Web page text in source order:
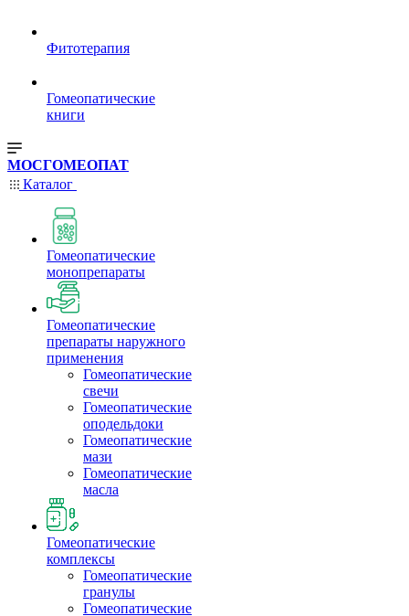
Фитотерапия
Гомеопатические
книги
МОСГОМЕОПАТ
Каталог
Гомеопатические
монопрепараты
Гомеопатические
препараты наружного
применения
Гомеопатические
свечи
Гомеопатические
оподельдоки
Гомеопатические
мази
Гомеопатические
масла
Гомеопатические
комплексы
Гомеопатические
гранулы
Гомеопатические